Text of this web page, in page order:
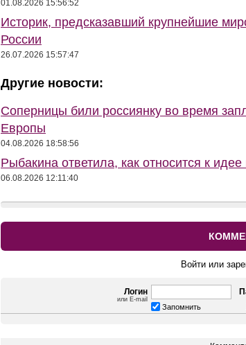
01.08.2026 15:56:52
Историк, предсказавший крупнейшие
России
26.07.2026 15:57:47
Другие новости:
Соперницы били россиянку во время
Европы
04.08.2026 18:58:56
Рыбакина ответила, как относится к
06.08.2026 12:11:40
Войти или
Логин
или E-mail
Запомнить